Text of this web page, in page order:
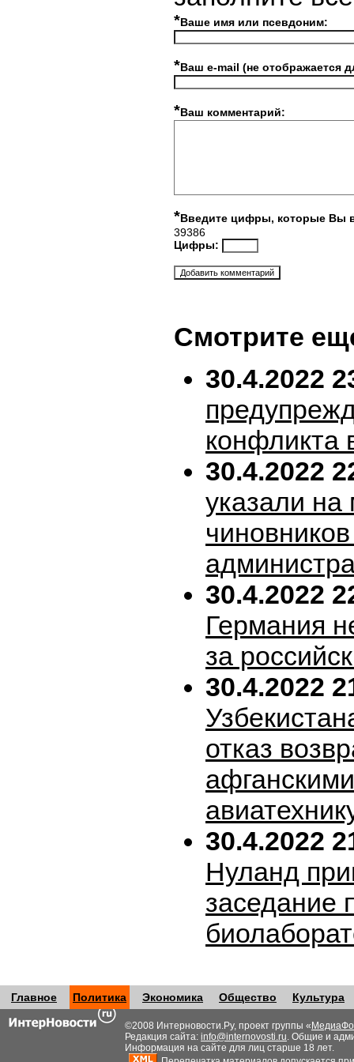
*Ваше имя или псевдоним:
*Ваш e-mail (не отображается
*Ваш комментарий:
*Введите цифры, которые Вы
39386
Цифры:
Смотрите
30.4.2022
конфликта
30.4.2022
указали на
30.4.2022
Германия
за
30.4.2022
отказ
30.4.2022
Нуланд
заседание
Главное Политика Экономика Общество Культура
©2008 Интерновости.Ру, проект группы «
Редакция сайта: info@internovosti.ru. Общие и
Информация на сайте для лиц старше 18 лет.